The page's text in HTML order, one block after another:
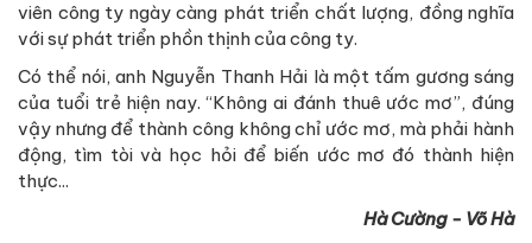
viên công ty ngày càng phát triển chất lượng, đồng nghĩa
với sự phát triển phồn thịnh của công ty.
Có thể nói, anh Nguyễn Thanh Hải là một tấm gương sáng
của tuổi trẻ hiện nay. “Không ai đánh thuê ước mơ”, đúng
vậy nhưng để thành công không chỉ ước mơ, mà phải hành
động, tìm tòi và học hỏi để biến ước mơ đó thành hiện
thực...
Hà Cường - Võ Hà